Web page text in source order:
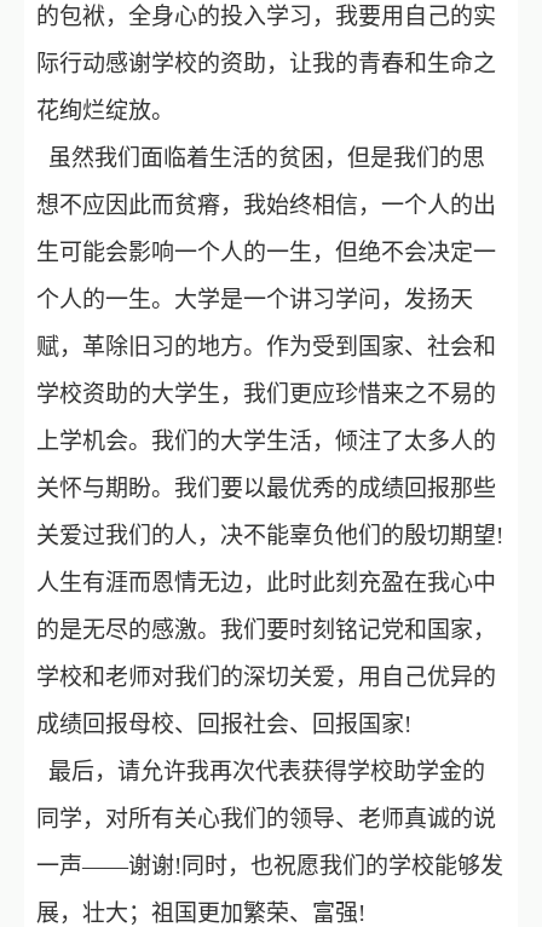
的包袱，全身心的投入学习，我要用自己的实
际行动感谢学校的资助，让我的青春和生命之
花绚烂绽放。
虽然我们面临着生活的贫困，但是我们的思
想不应因此而贫瘠，我始终相信，一个人的出
生可能会影响一个人的一生，但绝不会决定一
个人的一生。大学是一个讲习学问，发扬天
赋，革除旧习的地方。作为受到国家、社会和
学校资助的大学生，我们更应珍惜来之不易的
上学机会。我们的大学生活，倾注了太多人的
关怀与期盼。我们要以最优秀的成绩回报那些
关爱过我们的人，决不能辜负他们的殷切期望!
人生有涯而恩情无边，此时此刻充盈在我心中
的是无尽的感激。我们要时刻铭记党和国家，
学校和老师对我们的深切关爱，用自己优异的
成绩回报母校、回报社会、回报国家!
最后，请允许我再次代表获得学校助学金的
同学，对所有关心我们的领导、老师真诚的说
一声——谢谢!同时，也祝愿我们的学校能够发
展，壮大；祖国更加繁荣、富强!